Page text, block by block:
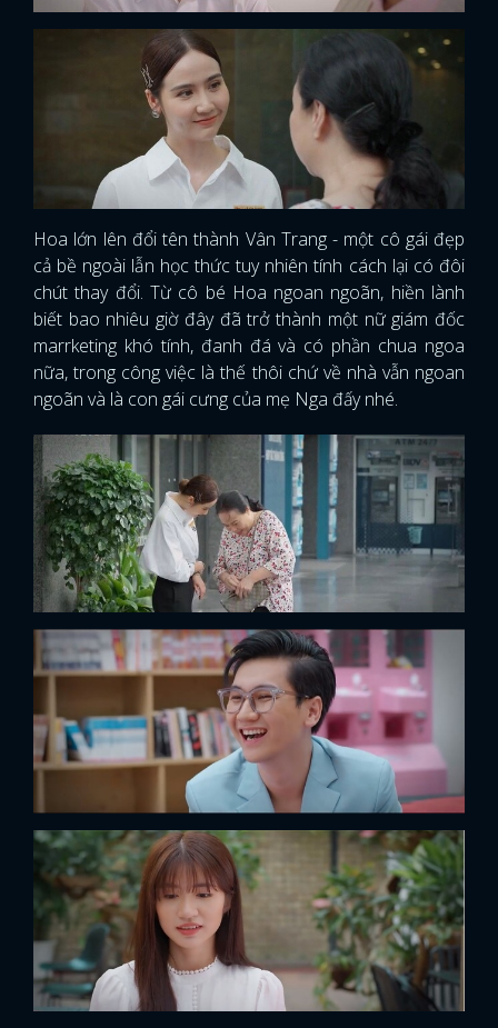
Hoa lớn lên đổi tên thành Vân Trang - một cô gái đẹp
cả bề ngoài lẫn học thức tuy nhiên tính cách lại có đôi
chút thay đổi. Từ cô bé Hoa ngoan ngoãn, hiền lành
biết bao nhiêu giờ đây đã trở thành một nữ giám đốc
marrketing khó tính, đanh đá và có phần chua ngoa
nữa, trong công việc là thế thôi chứ về nhà vẫn ngoan
ngoãn và là con gái cưng của mẹ Nga đấy nhé.